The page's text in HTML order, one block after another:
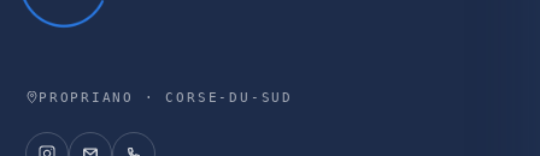
PROPRIANO · CORSE-DU-SUD